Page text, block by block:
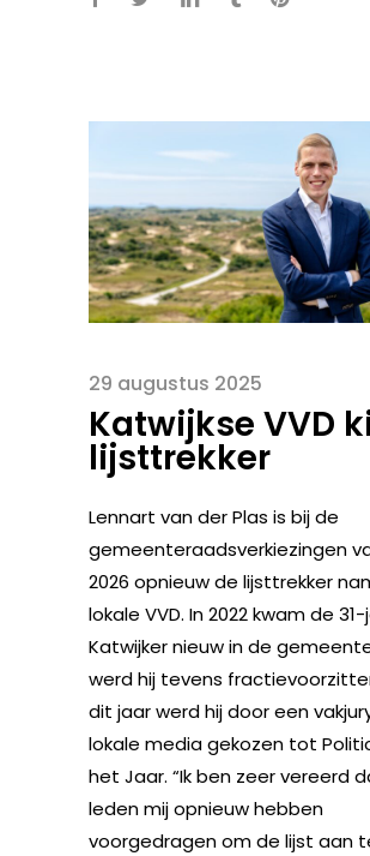
29 augustus 2025
Katwijkse VVD
lijsttrekker
Lennart van der Plas is bij de
gemeenteraadsverkiezingen
2026 opnieuw de lijsttrekker
lokale VVD. In 2022 kwam de
Katwijker nieuw in de
werd hij tevens
dit jaar werd hij door een
lokale media gekozen tot
het Jaar. “Ik ben zeer vereerd
leden mij opnieuw hebben
voorgedragen om de lijst aan